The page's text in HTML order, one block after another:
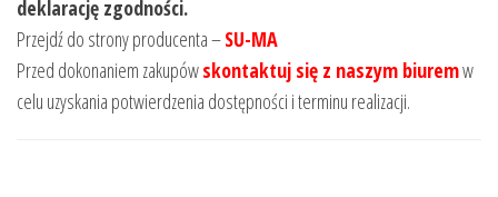
deklarację zgodności.
Przejdź do strony producenta –SU-MA
Przed dokonaniem zakupówskontaktuj się z naszym biuremw
celu uzyskania potwierdzenia dostępności i terminu realizacji.